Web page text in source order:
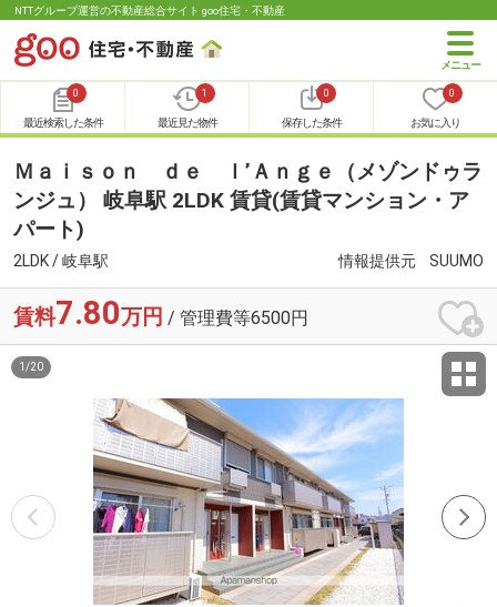
NTTグループ運営の不動産総合サイト goo住宅・不動産
0
最近検索した条件
1
最近見た物件
0
保存した条件
0
お気に入り
Ｍａｉｓｏｎ ｄｅ ｌ’Ａｎｇｅ（メゾンドゥラ
ンジュ） 岐阜駅 2LDK 賃貸(賃貸マンション・ア
パート)
2LDK / 岐阜駅 情報提供元 SUUMO
賃料7.80万円 / 管理費等6500円
1 /20